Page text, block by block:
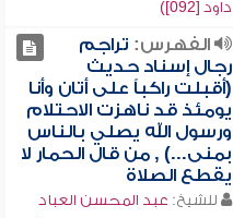
داود [092])
الفهرس: تراجم
رجال إسناد حديث
(أقبلت راكباً على أتان وأنا
يومئذ قد ناهزت الاحتلام
ورسول الله يصلي بالناس
بمنى...) , من قال الحمار لا
يقطع الصلاة
للشيخ: عبد المحسن العباد